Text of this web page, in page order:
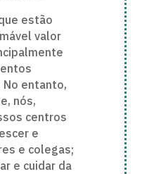
estão
valor
entanto,
nós,
centros
e
e colegas;
e cuidar da